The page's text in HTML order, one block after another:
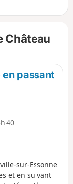
Les points
randonnée.
Château
en passant
40
sur-Essonne
et en suivant